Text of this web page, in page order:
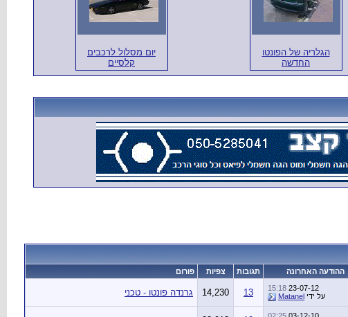
הגלריה של הפונטו
החדשה
יום מסלול לרכבים
קלסיים
ההודעה האחרונה תגובות צפיות פורום
23-07-12
15:18
על ידי Matanel
13
14,230 גרנדה פונטו - טכני